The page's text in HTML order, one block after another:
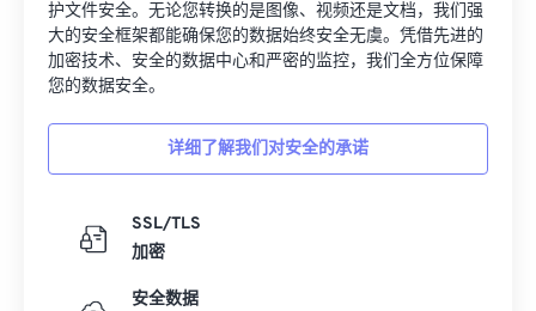
护文件安全。无论您转换的是图像、视频还是文档，我们强
大的安全框架都能确保您的数据始终安全无虞。凭借先进的
加密技术、安全的数据中心和严密的监控，我们全方位保障
您的数据安全。
详细了解我们对安全的承诺
SSL/TLS
加密
安全数据